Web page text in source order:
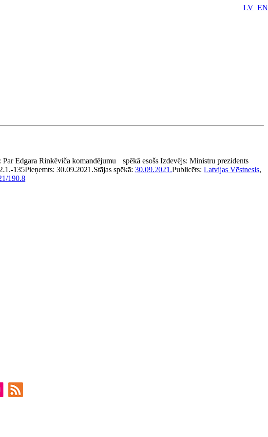
LV EN
Par Edgara Rinkēviča komandējumu spēkā esošs Izdevējs: Ministru prezidents
135Pieņemts: 30.09.2021.Stājas spēkā: 30.09.2021.Publicēts: Latvijas Vēstnesis,
190.8